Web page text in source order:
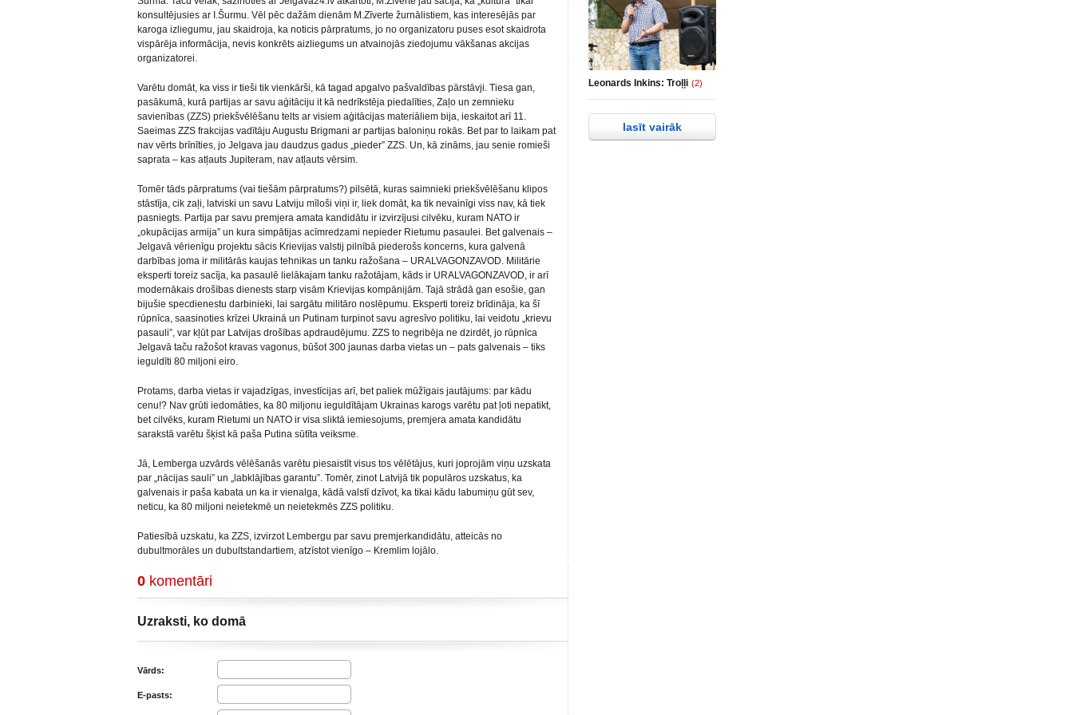
konsultējusies ar I.Šurmu. Vēl pēc dažām dienām M.Zīverte žurnālistiem, kas interesējās par
karoga izliegumu, jau skaidroja, ka noticis pārpratums, jo no organizatoru puses esot skaidrota
vispārēja informācija, nevis konkrēts aizliegums un atvainojās ziedojumu vākšanas akcijas
organizatorei.
Varētu domāt, ka viss ir tieši tik vienkārši, kā tagad apgalvo pašvaldības pārstāvji. Tiesa gan,
pasākumā, kurā partijas ar savu aģitāciju it kā nedrīkstēja piedalīties, Zaļo un zemnieku
savienības (ZZS) priekšvēlēšanu telts ar visiem aģitācijas materiāliem bija, ieskaitot arī 11.
Saeimas ZZS frakcijas vadītāju Augustu Brigmani ar partijas baloniņu rokās. Bet par to laikam pat
nav vērts brīnīties, jo Jelgava jau daudzus gadus „pieder” ZZS. Un, kā zināms, jau senie romieši
saprata – kas atļauts Jupiteram, nav atļauts vērsim.
Tomēr tāds pārpratums (vai tiešām pārpratums?) pilsētā, kuras saimnieki priekšvēlēšanu klipos
stāstīja, cik zaļi, latviski un savu Latviju mīloši viņi ir, liek domāt, ka tik nevainīgi viss nav, kā tiek
pasniegts. Partija par savu premjera amata kandidātu ir izvirzījusi cilvēku, kuram NATO ir
„okupācijas armija” un kura simpātijas acīmredzami nepieder Rietumu pasaulei. Bet galvenais –
Jelgavā vērienīgu projektu sācis Krievijas valstij pilnībā piederošs koncerns, kura galvenā
darbības joma ir militārās kaujas tehnikas un tanku ražošana – URALVAGONZAVOD. Militārie
eksperti toreiz sacīja, ka pasaulē lielākajam tanku ražotājam, kāds ir URALVAGONZAVOD, ir arī
modernākais drošības dienests starp visām Krievijas kompānijām. Tajā strādā gan esošie, gan
bijušie specdienestu darbinieki, lai sargātu militāro noslēpumu. Eksperti toreiz brīdināja, ka šī
rūpnīca, saasinoties krīzei Ukrainā un Putinam turpinot savu agresīvo politiku, lai veidotu „krievu
pasauli”, var kļūt par Latvijas drošības apdraudējumu. ZZS to negribēja ne dzirdēt, jo rūpnīca
Jelgavā taču ražošot kravas vagonus, būšot 300 jaunas darba vietas un – pats galvenais – tiks
ieguldīti 80 miljoni eiro.
Protams, darba vietas ir vajadzīgas, investīcijas arī, bet paliek mūžīgais jautājums: par kādu
cenu!? Nav grūti iedomāties, ka 80 miljonu ieguldītājam Ukrainas karogs varētu pat ļoti nepatikt,
bet cilvēks, kuram Rietumi un NATO ir visa sliktā iemiesojums, premjera amata kandidātu
sarakstā varētu šķist kā paša Putina sūtīta veiksme.
Jā, Lemberga uzvārds vēlēšanās varētu piesaistīt visus tos vēlētājus, kuri joprojām viņu uzskata
par „nācijas sauli” un „labklājības garantu”. Tomēr, zinot Latvijā tik populāros uzskatus, ka
galvenais ir paša kabata un ka ir vienalga, kādā valstī dzīvot, ka tikai kādu labumiņu gūt sev,
neticu, ka 80 miljoni neietekmē un neietekmēs ZZS politiku.
Patiesībā uzskatu, ka ZZS, izvirzot Lembergu par savu premjerkandidātu, atteicās no
dubultmorāles un dubultstandartiem, atzīstot vienīgo – Kremlim lojālo.
0 komentāri
Uzraksti, ko domā
Vārds:
E-pasts:
Leonards Inkins: Troļļi (2)
lasīt vairāk